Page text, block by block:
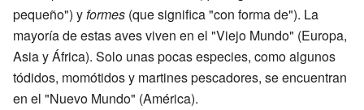
pequeño") yformes (que significa "con forma de"). La
mayoría de estas aves viven en el "Viejo Mundo" (Europa,
Asia y África). Solo unas pocas especies, como algunos
tódidos, momótidos y martines pescadores, se encuentran
en el "Nuevo Mundo" (América).